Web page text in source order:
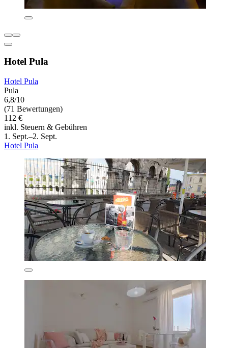
Hotel Pula
Hotel Pula
Pula
6,8/10
(71 Bewertungen)
112 €
inkl. Steuern & Gebühren
1. Sept.–2. Sept.
Hotel Pula